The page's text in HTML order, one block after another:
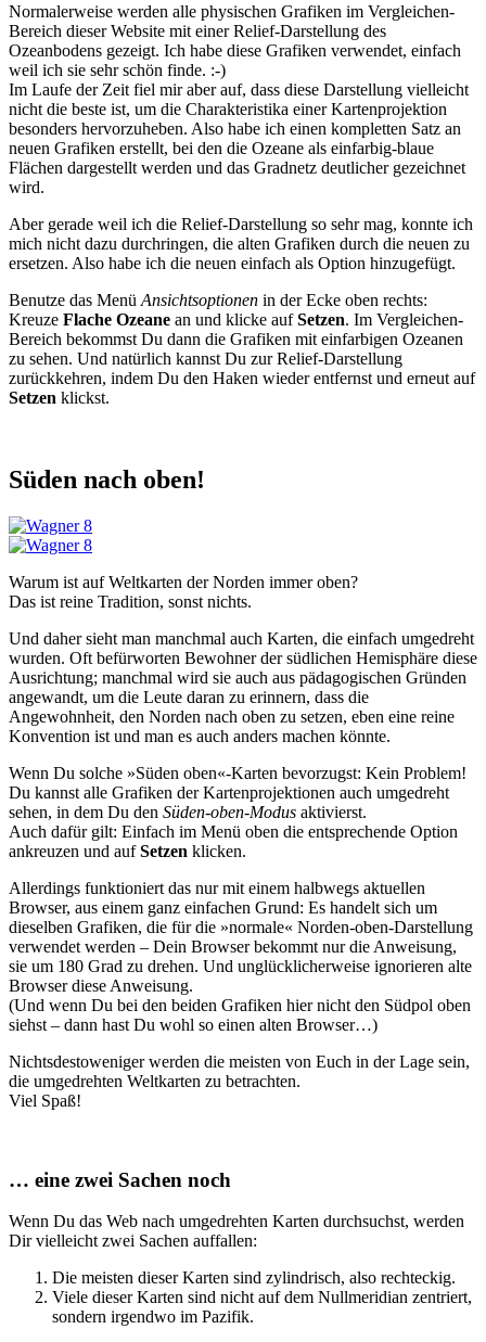
Normalerweise werden alle physischen Grafiken im Vergleichen-
Bereich dieser Website mit einer Relief-Darstellung des
Ozeanbodens gezeigt. Ich habe diese Grafiken verwendet, einfach
weil ich sie sehr schön finde. :-)
Im Laufe der Zeit fiel mir aber auf, dass diese Darstellung vielleicht
nicht die beste ist, um die Charakteristika einer Kartenprojektion
besonders hervorzuheben. Also habe ich einen kompletten Satz an
neuen Grafiken erstellt, bei den die Ozeane als einfarbig-blaue
Flächen dargestellt werden und das Gradnetz deutlicher gezeichnet
wird.
Aber gerade weil ich die Relief-Darstellung so sehr mag, konnte ich
mich nicht dazu durchringen, die alten Grafiken durch die neuen zu
ersetzen. Also habe ich die neuen einfach als Option hinzugefügt.
Benutze das Menü Ansichtsoptionen in der Ecke oben rechts:
Kreuze Flache Ozeane an und klicke aufSetzen. Im Vergleichen-
Bereich bekommst Du dann die Grafiken mit einfarbigen Ozeanen
zu sehen. Und natürlich kannst Du zur Relief-Darstellung
zurückkehren, indem Du den Haken wieder entfernst und erneut auf
Setzen klickst.
Süden nach oben!
Warum ist auf Weltkarten der Norden immer oben?
Das ist reine Tradition, sonst nichts.
Und daher sieht man manchmal auch Karten, die einfach umgedreht
wurden. Oft befürworten Bewohner der südlichen Hemisphäre diese
Ausrichtung; manchmal wird sie auch aus pädagogischen Gründen
angewandt, um die Leute daran zu erinnern, dass die
Angewohnheit, den Norden nach oben zu setzen, eben eine reine
Konvention ist und man es auch anders machen könnte.
Wenn Du solche »Süden oben«-Karten bevorzugst: Kein Problem!
Du kannst alle Grafiken der Kartenprojektionen auch umgedreht
sehen, in dem Du den Süden-oben-Modus aktivierst.
Auch dafür gilt: Einfach im Menü oben die entsprechende Option
ankreuzen und aufSetzen klicken.
Allerdings funktioniert das nur mit einem halbwegs aktuellen
Browser, aus einem ganz einfachen Grund: Es handelt sich um
dieselben Grafiken, die für die »normale« Norden-oben-Darstellung
verwendet werden – Dein Browser bekommt nur die Anweisung,
sie um 180 Grad zu drehen. Und unglücklicherweise ignorieren alte
Browser diese Anweisung.
(Und wenn Du bei den beiden Grafiken hier nicht den Südpol oben
siehst – dann hast Du wohl so einen alten Browser…)
Nichtsdestoweniger werden die meisten von Euch in der Lage sein,
die umgedrehten Weltkarten zu betrachten.
Viel Spaß!
… eine zwei Sachen noch
Wenn Du das Web nach umgedrehten Karten durchsuchst, werden
Dir vielleicht zwei Sachen auffallen:
Die meisten dieser Karten sind zylindrisch, also rechteckig.
Viele dieser Karten sind nicht auf dem Nullmeridian zentriert,
sondern irgendwo im Pazifik.